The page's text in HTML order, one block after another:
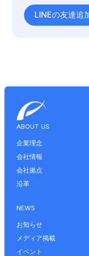
LINEの友達追
ABOUT US
企業理念
会社情報
会社拠点
沿革
NEWS
お知らせ
メディア掲載
イベント